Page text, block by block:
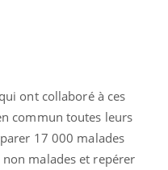
ont collaboré à ces
commun toutes leurs
17 000 malades
malades et repérer